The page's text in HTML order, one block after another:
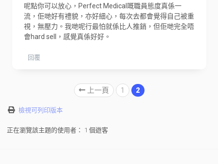
呢點你可以放心，Perfect Medical嘅職員態度真係一
流，佢哋好有禮貌，亦好細心，每次去都會覺得自己被重
視，無壓力。我哋呢行最怕就係比人推銷，但佢哋完全唔
會hard sell，感覺真係好好。
回覆
上一頁 1 2
檢視可列印版本
正在瀏覽該主題的使用者： 1 個遊客